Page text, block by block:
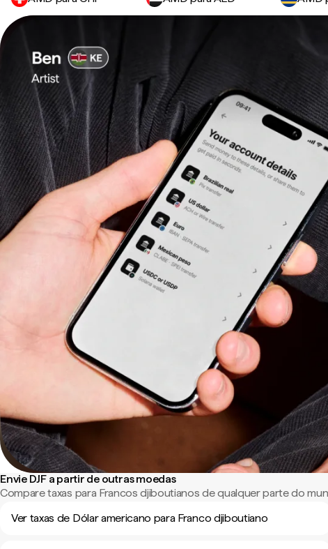
Envie DJF a partir de outras moedas
Compare taxas para Francos djiboutianos de qualquer parte do
Ver taxas de Dólar americano para Franco djiboutiano